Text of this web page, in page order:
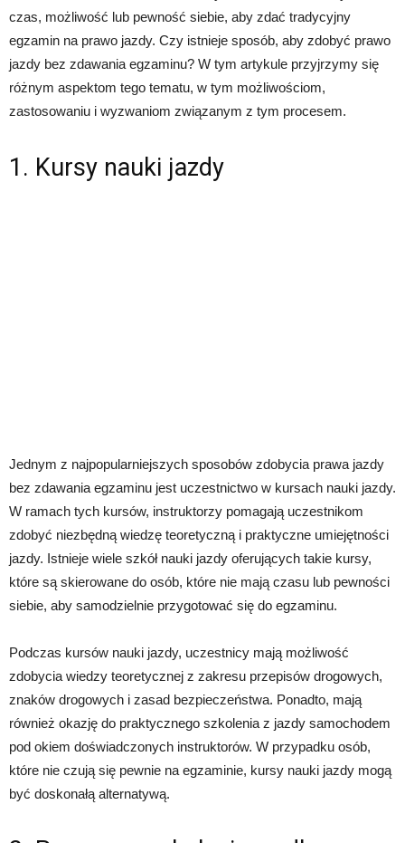
czas, możliwość lub pewność siebie, aby zdać tradycyjny
egzamin na prawo jazdy. Czy istnieje sposób, aby zdobyć prawo
jazdy bez zdawania egzaminu? W tym artykule przyjrzymy się
różnym aspektom tego tematu, w tym możliwościom,
zastosowaniu i wyzwaniom związanym z tym procesem.
1. Kursy nauki jazdy
Jednym z najpopularniejszych sposobów zdobycia prawa jazdy
bez zdawania egzaminu jest uczestnictwo w kursach nauki jazdy.
W ramach tych kursów, instruktorzy pomagają uczestnikom
zdobyć niezbędną wiedzę teoretyczną i praktyczne umiejętności
jazdy. Istnieje wiele szkół nauki jazdy oferujących takie kursy,
które są skierowane do osób, które nie mają czasu lub pewności
siebie, aby samodzielnie przygotować się do egzaminu.
Podczas kursów nauki jazdy, uczestnicy mają możliwość
zdobycia wiedzy teoretycznej z zakresu przepisów drogowych,
znaków drogowych i zasad bezpieczeństwa. Ponadto, mają
również okazję do praktycznego szkolenia z jazdy samochodem
pod okiem doświadczonych instruktorów. W przypadku osób,
które nie czują się pewnie na egzaminie, kursy nauki jazdy mogą
być doskonałą alternatywą.